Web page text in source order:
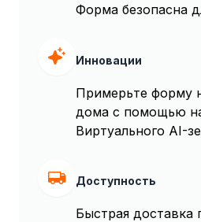
Форма безопасна
Инновации
Примерьте форму
дома с помощью
Виртуального AI-
Доступность
Быстрая доставка